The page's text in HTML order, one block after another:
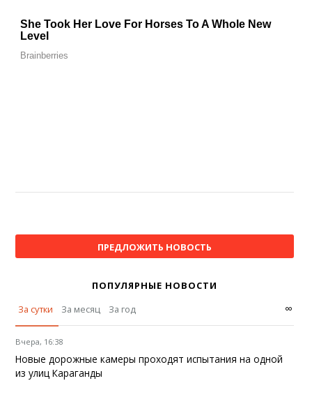
ПРЕДЛОЖИТЬ НОВОСТЬ
ПОПУЛЯРНЫЕ НОВОСТИ
За сутки
За месяц За год ∞
Вчера, 16:38
Новые дорожные камеры проходят испытания на одной
из улиц Караганды